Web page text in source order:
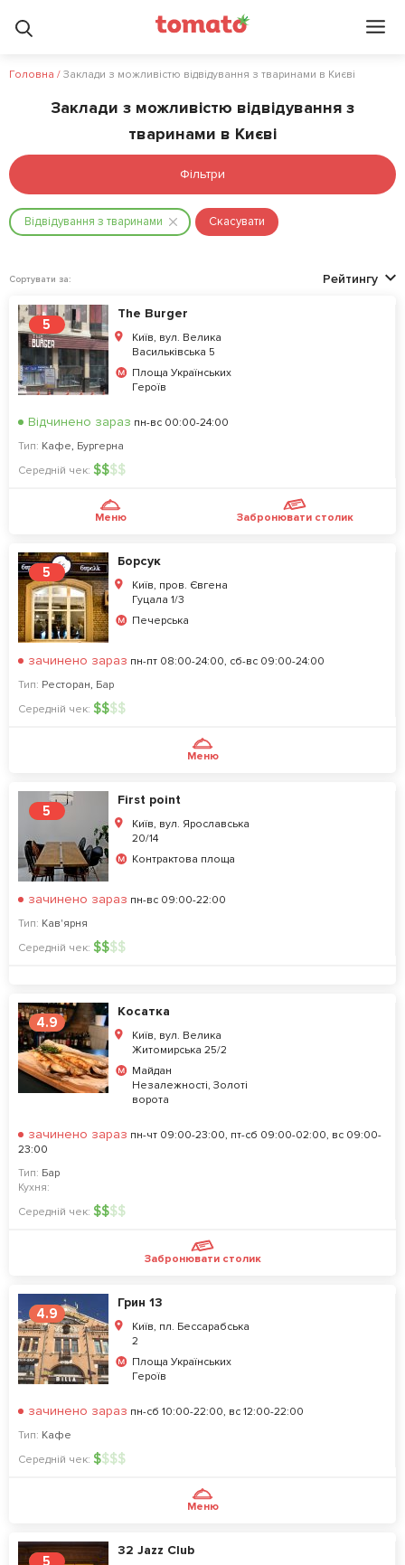
Головна / Заклади з можливістю відвідування з тваринами в Києві
Заклади з можливістю відвідування з
тваринами в Києві
Фільтри
Відвідування з тваринами Скасувати
Сортувати за: Рейтингу
5
The Burger
Київ, вул. Велика
Васильківська 5
Площа Українських
Героїв
Відчинено зараз пн-вс 00:00-24:00
Тип: Кафе, Бургерна
Середній чек: $$$$
Меню Забронювати столик
5
Борсук
Київ, пров. Євгена
Гуцала 1/3
Печерська
зачинено зараз пн-пт 08:00-24:00, сб-вс 09:00-24:00
Тип: Ресторан, Бар
Середній чек: $$$$
Меню
5
First point
Київ, вул. Ярославська
20/14
Контрактова площа
зачинено зараз пн-вс 09:00-22:00
Тип: Кав'ярня
Середній чек: $$$$
4.9
Косатка
Київ, вул. Велика
Житомирська 25/2
Майдан
Незалежності, Золоті
ворота
зачинено зараз пн-чт 09:00-23:00, пт-сб 09:00-02:00, вс 09:00-
23:00
Тип: Бар
Кухня:
Середній чек: $$$$
Забронювати столик
4.9
Грин 13
Київ, пл. Бессарабська
2
Площа Українських
Героїв
зачинено зараз пн-сб 10:00-22:00, вс 12:00-22:00
Тип: Кафе
Середній чек: $$$$
Меню
5
32 Jazz Club